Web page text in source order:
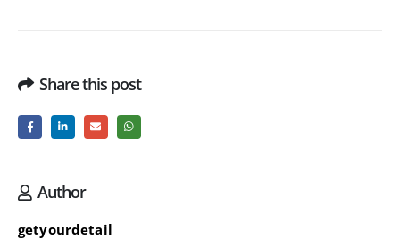
Share this post
Author
getyourdetail